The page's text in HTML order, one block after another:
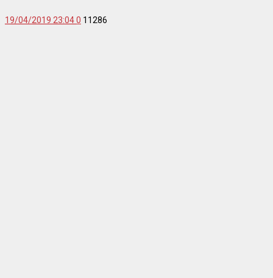
19/04/2019 23:040 11286